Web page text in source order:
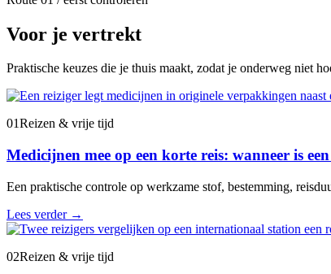
Voor je vertrekt
Praktische keuzes die je thuis maakt, zodat je onderweg niet
01Reizen & vrije tijd
Medicijnen mee op een korte reis: wanneer is
Een praktische controle op werkzame stof, bestemming,
Lees verder →
02Reizen & vrije tijd